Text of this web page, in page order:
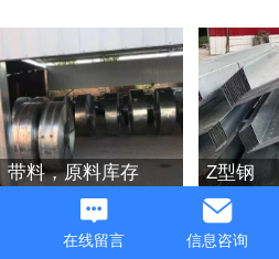
带料，原料库存 Z型钢
在线留言 信息咨询